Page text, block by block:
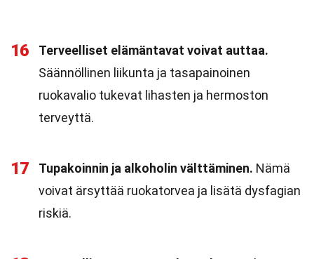
16
Terveelliset elämäntavat voivat auttaa.
Säännöllinen liikunta ja tasapainoinen
ruokavalio tukevat lihasten ja hermoston
terveyttä.
17 Tupakoinnin ja alkoholin välttäminen. Nämä
voivat ärsyttää ruokatorvea ja lisätä dysfagian
riskiä.